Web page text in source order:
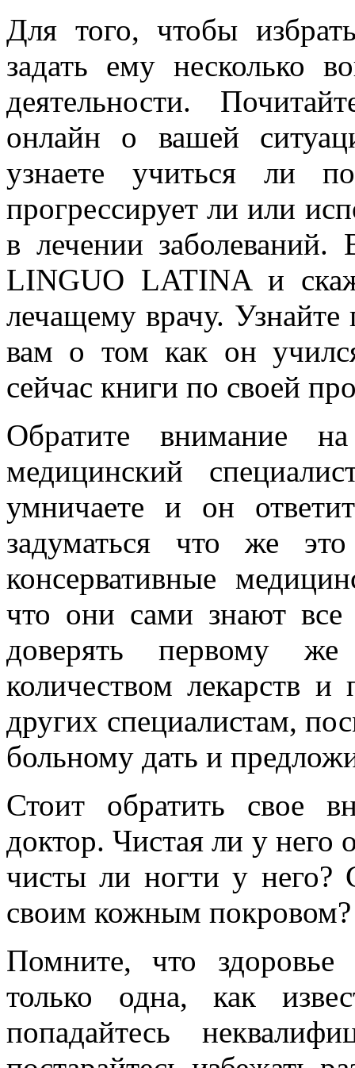
Для того, чтобы
задать ему несколько
деятельности.
онлайн о вашей
узнаете учиться ли
прогрессирует ли или
в лечении
LINGUO LATINA и
лечащему врачу.
вам о том как он
сейчас книги по своей
Обратите внимание
медицинский
умничаете и он
задуматься что же
консервативные
что они сами знают все
доверять первому
количеством лекарств и
других специалистам,
больному дать и
Стоит обратить свое
доктор. Чистая ли у
чисты ли ногти у него?
своим кожным покровом?
Помните, что
только одна, как
попадайтесь